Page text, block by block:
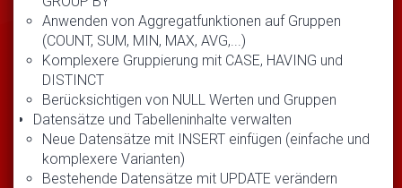
Anwenden von Aggregatfunktionen auf Gruppen
(COUNT, SUM, MIN, MAX, AVG,...)
Komplexere Gruppierung mit CASE, HAVING und
DISTINCT
Berücksichtigen von NULL Werten und Gruppen
Datensätze und Tabelleninhalte verwalten
Neue Datensätze mit INSERT einfügen (einfache und
komplexere Varianten)
Bestehende Datensätze mit UPDATE verändern